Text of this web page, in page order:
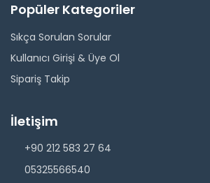
Popüler Kategoriler
Sıkça Sorulan Sorular
Kullanıcı Girişi & Üye Ol
Sipariş Takip
İletişim
+90 212 583 27 64
05325566540